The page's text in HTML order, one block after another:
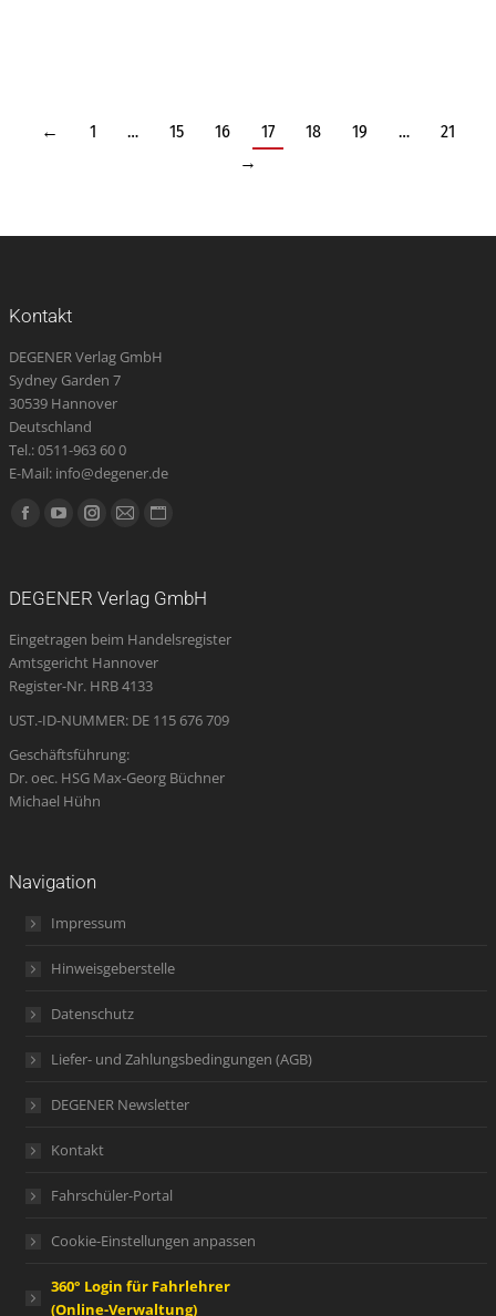
← 1 … 15 16 17 18 19 …
21
→
Kontakt
DEGENER Verlag GmbH
Sydney Garden 7
30539 Hannover
Deutschland
Tel.: 0511-963 60 0
E-Mail: info@degener.de
Finden Sie uns auf:
Facebook
new
window
YouTube
new
window
Instagram
new
window
E-
opens
in
new
Website
new
DEGENER Verlag GmbH
Eingetragen beim Handelsregister
Amtsgericht Hannover
Register-Nr. HRB 4133
UST.-ID-NUMMER: DE 115 676 709
Geschäftsführung:
Dr. oec. HSG Max-Georg Büchner
Michael Hühn
Navigation
Impressum
Hinweisgeberstelle
Datenschutz
Liefer- und Zahlungsbedingungen (AGB)
DEGENER Newsletter
Kontakt
Fahrschüler-Portal
Cookie-Einstellungen anpassen
360° Login für Fahrlehrer
(Online-Verwaltung)